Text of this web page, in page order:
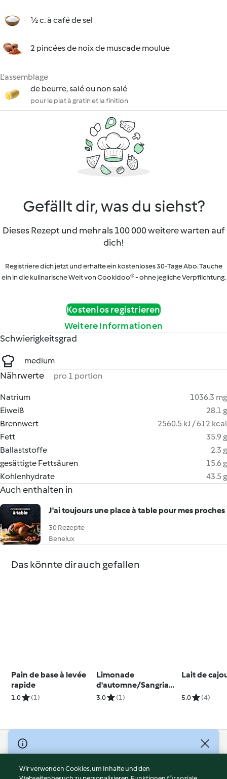
½ c. à café de sel
2 pincées de noix de muscade moulue
L'assemblage
de beurre, salé ou non salé
pour le plat à gratin et la finition
Gefällt dir, was du siehst?
Dieses Rezept und mehr als 100 000 weitere warten auf
dich!
Registriere dich jetzt und erhalte ein kostenloses 30-Tage Abo. Tauche
ein in die kulinarische Welt von Cookidoo® - ohne jegliche Verpflichtung.
Kostenlos registrieren
Weitere Informationen
Schwierigkeitsgrad
medium
Nährwerte pro 1 portion
Natrium
1036.3 mg
Eiweiß
28.1 g
Brennwert
2560.5 kJ / 612 kcal
Fett
35.9 g
Ballaststoffe
2.3 g
gesättigte Fettsäuren
15.6 g
Kohlenhydrate
43.5 g
Auch enthalten in
J'ai toujours une place à table pour mes proches
30 Rezepte
Benelux
Das könnte dir auch gefallen
Pain de base à levée
rapide
1.0 (1)
Limonade
d'automne/Sangria
vierge
3.0 (1)
Lait de
5.0 (4)
© Copyright 2026
Nutzungsbedingungen
Wir verwenden Cookies, um Inhalte und den